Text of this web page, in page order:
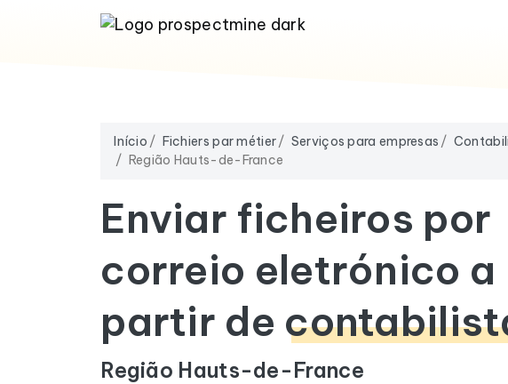
Início Fichiers par métier Serviços para empresas
Região Hauts-de-France
Enviar ficheiros por
correio eletrónico a
partir de
Região Hauts-de-France